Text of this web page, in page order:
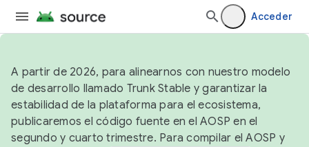
Acceder
A partir de 2026, para alinearnos con nuestro modelo
de desarrollo llamado Trunk Stable y garantizar la
estabilidad de la plataforma para el ecosistema,
publicaremos el código fuente en el AOSP en el
segundo y cuarto trimestre. Para compilar el AOSP y